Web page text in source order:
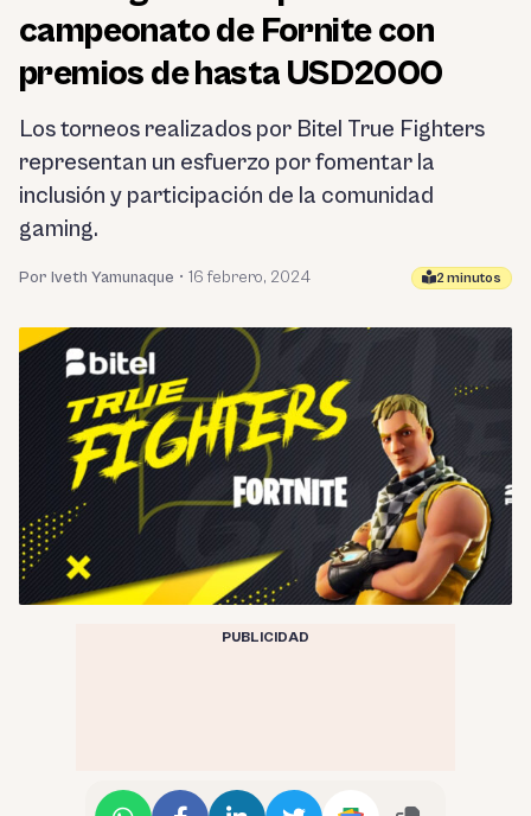
campeonato de Fornite con
premios de hasta USD2000
Los torneos realizados por Bitel True Fighters
representan un esfuerzo por fomentar la
inclusión y participación de la comunidad
gaming.
Por Iveth Yamunaque • 16 febrero, 2024 2 minutos
PUBLICIDAD